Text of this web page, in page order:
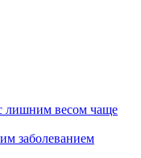
лишним весом чаще
заболеванием